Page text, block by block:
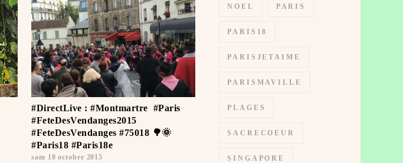
#DirectLive : #Montmartre ️ #Paris
#FeteDesVendanges2015
#FeteDesVendanges #75018 🌳🌞
#Paris18 #Paris18e
sam 10 octobre 2015
NOEL PARIS
PARIS18
PARISJETAIME
PARISMAVILLE
PLAGES
SACRECOEUR
SINGAPORE